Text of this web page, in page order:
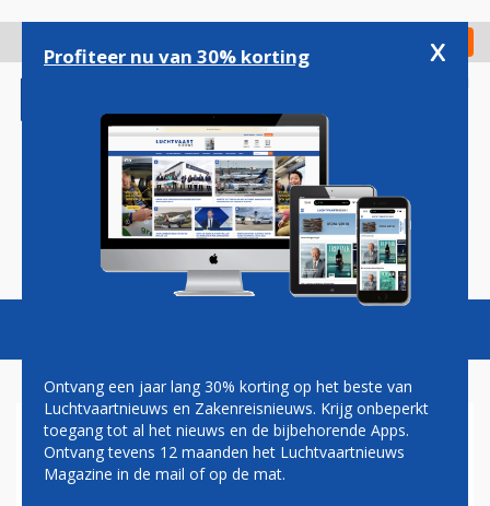
gaan
Check in
Magazine Podcasts Vacatures
BOMBARDIER TEST CS100 OP
LONDON CITY AIRPORT
Profiteer nu van 30% korting x
Ontvang een jaar lang 30% korting op het beste van
Luchtvaartnieuws en Zakenreisnieuws. Krijg onbeperkt
toegang tot al het nieuws en de bijbehorende Apps.
Ontvang tevens 12 maanden het Luchtvaartnieuws
Magazine in de mail of op de mat.